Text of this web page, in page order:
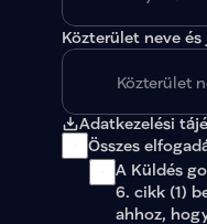
Közterület neve és
Adatkezelési
Összes
A Küldés
6. cikk (1)
ahhoz,